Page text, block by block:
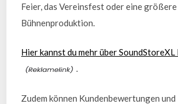
Feier, das Vereinsfest oder eine größere
Bühnenproduktion.
Hier kannst du mehr über SoundStoreXL
.
Zudem können Kundenbewertungen und